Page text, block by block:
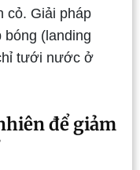
cỏ. Giải pháp
(landing
tưới nước ở
để giảm